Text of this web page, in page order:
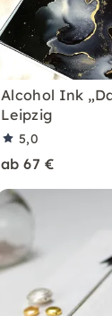
Alcohol Ink
Leipzig
5,0
ab 67 €